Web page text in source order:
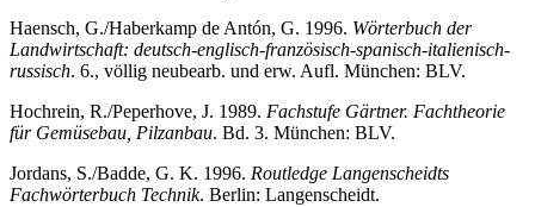
Haensch, G./Haberkamp de Antón, G. 1996. Wörterbuch der
Landwirtschaft: deutsch-englisch-französisch-spanisch-italienisch-
russisch. 6., völlig neubearb. und erw. Aufl. München: BLV.
Hochrein, R./Peperhove, J. 1989. Fachstufe Gärtner. Fachtheorie
für Gemüsebau, Pilzanbau. Bd. 3. München: BLV.
Jordans, S./Badde, G. K. 1996. Routledge Langenscheidts
Fachwörterbuch Technik. Berlin: Langenscheidt.